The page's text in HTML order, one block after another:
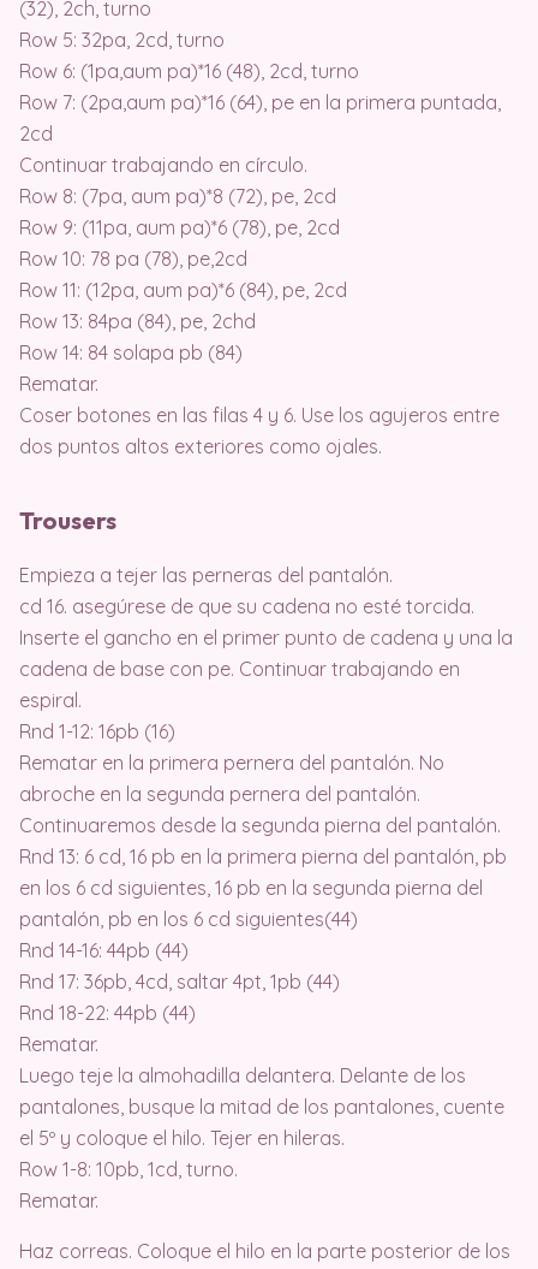
(32), 2ch, turno
Row 5: 32pa, 2cd, turno
Row 6: (1pa,aum pa)*16 (48), 2cd, turno
Row 7: (2pa,aum pa)*16 (64), pe en la primera puntada,
2cd
Continuar trabajando en círculo.
Row 8: (7pa, aum pa)*8 (72), pe, 2cd
Row 9: (11pa, aum pa)*6 (78), pe, 2cd
Row 10: 78 pa (78), pe,2cd
Row 11: (12pa, aum pa)*6 (84), pe, 2cd
Row 13: 84pa (84), pe, 2chd
Row 14: 84 solapa pb (84)
Rematar.
Coser botones en las filas 4 y 6. Use los agujeros entre
dos puntos altos exteriores como ojales.
Trousers
Empieza a tejer las perneras del pantalón.
cd 16. asegúrese de que su cadena no esté torcida.
Inserte el gancho en el primer punto de cadena y una la
cadena de base con pe. Continuar trabajando en
espiral.
Rnd 1-12: 16pb (16)
Rematar en la primera pernera del pantalón. No
abroche en la segunda pernera del pantalón.
Continuaremos desde la segunda pierna del pantalón.
Rnd 13: 6 cd, 16 pb en la primera pierna del pantalón, pb
en los 6 cd siguientes, 16 pb en la segunda pierna del
pantalón, pb en los 6 cd siguientes(44)
Rnd 14-16: 44pb (44)
Rnd 17: 36pb, 4cd, saltar 4pt, 1pb (44)
Rnd 18-22: 44pb (44)
Rematar.
Luego teje la almohadilla delantera. Delante de los
pantalones, busque la mitad de los pantalones, cuente
el 5º y coloque el hilo. Tejer en hileras.
Row 1-8: 10pb, 1cd, turno.
Rematar.
Haz correas. Coloque el hilo en la parte posterior de los